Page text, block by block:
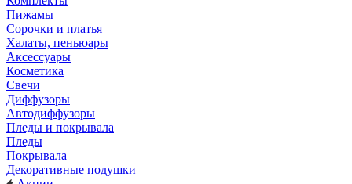
Пижамы
Сорочки и платья
Халаты, пеньюары
Аксессуары
Косметика
Свечи
Диффузоры
Автодиффузоры
Пледы и покрывала
Пледы
Покрывала
Декоративные подушки